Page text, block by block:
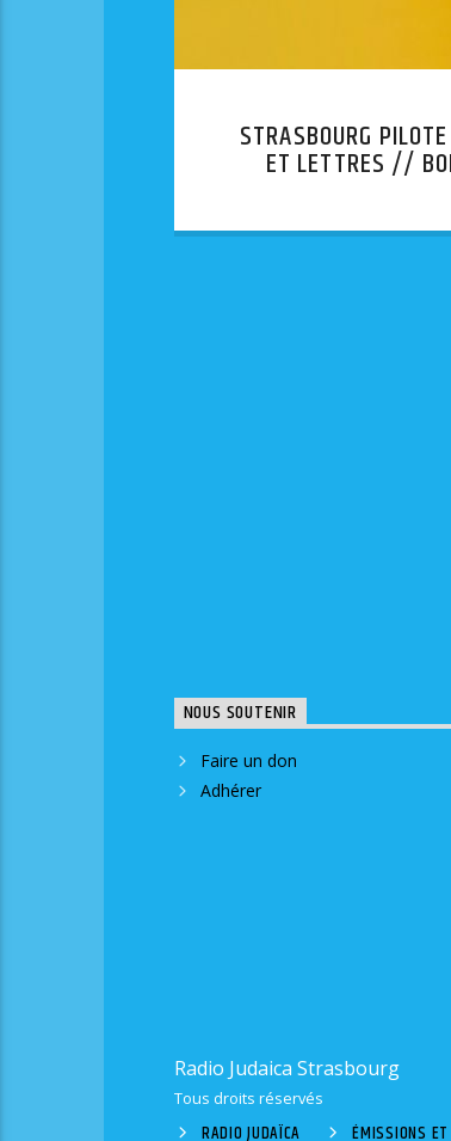
STRASBOURG
ET LETTRES //
NOUS SOUTENIR
Faire un don
Adhérer
Radio Judaica Strasbourg
Tous droits réservés
RADIO JUDAÏCA ÉMISSIONS